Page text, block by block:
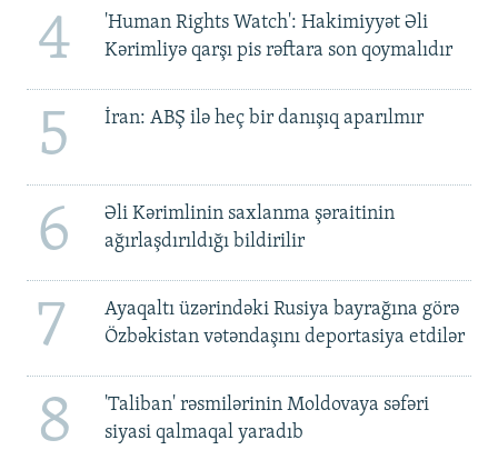
4
'Human Rights Watch': Hakimiyyət Əli
Kərimliyə qarşı pis rəftara son qoymalıdır
5 İran: ABŞ ilə heç bir danışıq aparılmır
6
Əli Kərimlinin saxlanma şəraitinin
ağırlaşdırıldığı bildirilir
7
Ayaqaltı üzərindəki Rusiya bayrağına görə
Özbəkistan vətəndaşını deportasiya etdilər
8
'Taliban' rəsmilərinin Moldovaya səfəri
siyasi qalmaqal yaradıb